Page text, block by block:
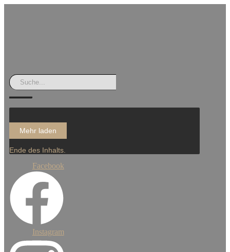
Mehr laden
Ende des Inhalts.
Facebook
Instagram